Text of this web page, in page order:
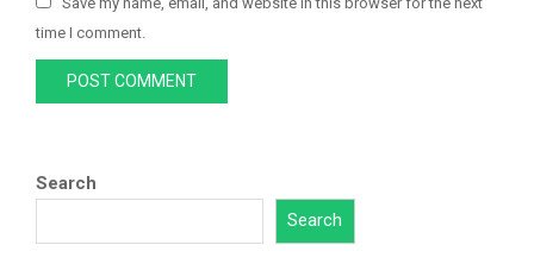
time I comment.
Search
Search